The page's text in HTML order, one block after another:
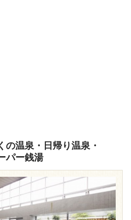
の温泉・日帰り温泉・
パー銭湯